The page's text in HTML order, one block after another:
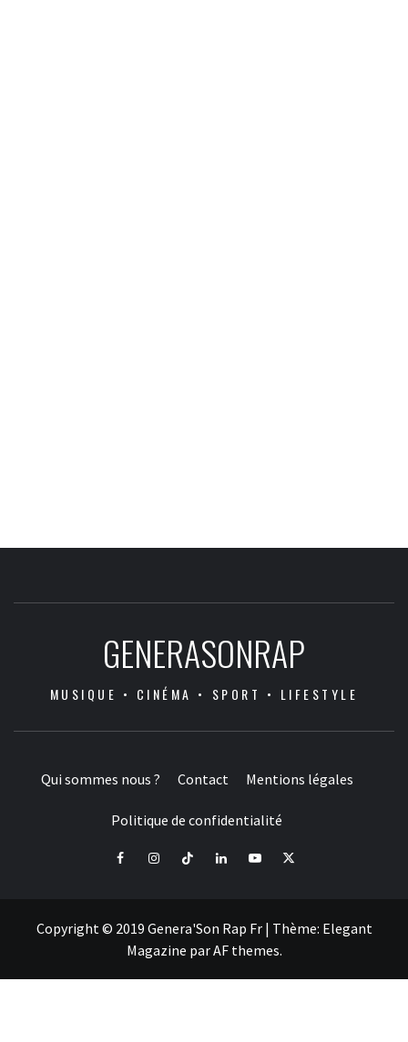
GENERASONRAP
MUSIQUE • CINÉMA • SPORT • LIFESTYLE
Qui sommes nous ? Contact Mentions légales
Politique de confidentialité
FacebookInstagramTiktok LinkedInYoutube
X
Copyright © 2019 Genera'Son Rap Fr | Thème: Elegant
Magazine parAF themes.